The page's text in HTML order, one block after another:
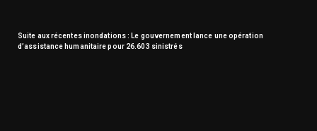
Suite aux récentes inondations : Le gouvernement lance une opération
d’assistance humanitaire pour 26.603 sinistrés